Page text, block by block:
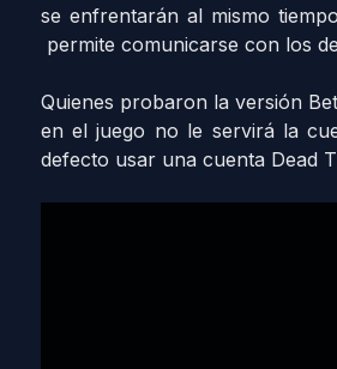
se enfrentarán al mismo
permite comunicarse con los
Quienes probaron la versión
en el juego no le servirá la
defecto usar una cuenta Dead